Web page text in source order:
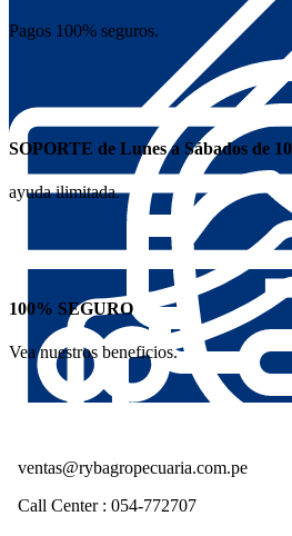
Pagos 100% seguros.
SOPORTE de Lunes a Sábados de
ayuda ilimitada.
100% SEGURO
Vea nuestros beneficios.
ventas@rybagropecuaria.com.pe
Call Center : 054-772707